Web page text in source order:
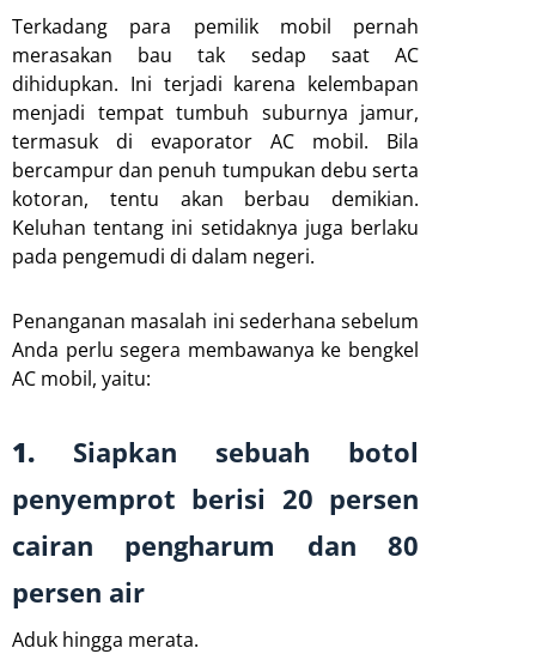
Terkadang para pemilik mobil pernah
merasakan bau tak sedap saat AC
dihidupkan. Ini terjadi karena kelembapan
menjadi tempat tumbuh suburnya jamur,
termasuk di evaporator AC mobil. Bila
bercampur dan penuh tumpukan debu serta
kotoran, tentu akan berbau demikian.
Keluhan tentang ini setidaknya juga berlaku
pada pengemudi di dalam negeri.
Penanganan masalah ini sederhana sebelum
Anda perlu segera membawanya ke bengkel
AC mobil, yaitu:
1. Siapkan sebuah botol
penyemprot berisi 20 persen
cairan pengharum dan 80
persen air
Aduk hingga merata.